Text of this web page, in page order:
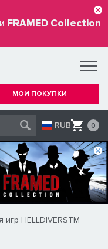
и FRAMED Collection
МОИ ПОКУПКИ
RUB 0
игр HELLDIVERSTM